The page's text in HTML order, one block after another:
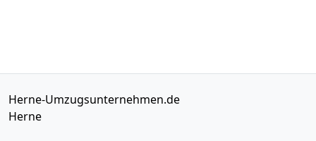
Herne-Umzugsunternehmen.de
Herne